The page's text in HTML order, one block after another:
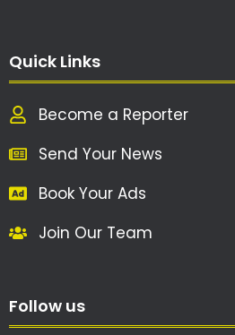
Quick Links
Become a Reporter
Send Your News
Book Your Ads
Join Our Team
Follow us